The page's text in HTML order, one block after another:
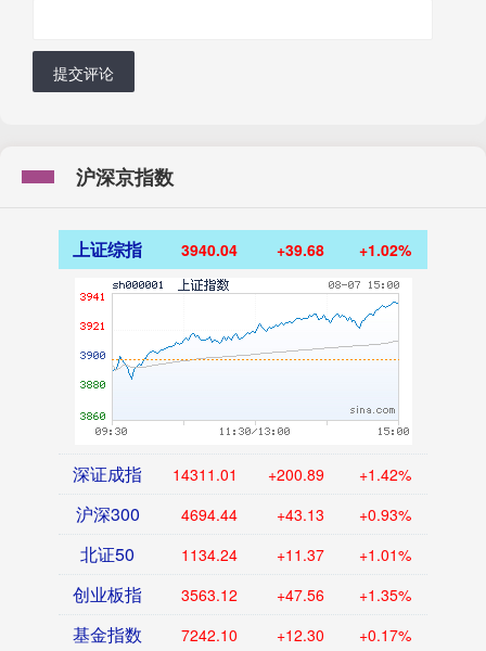
提交评论
沪深京指数
上证综指 3940.04 +39.68 +1.02%
深证成指 14311.01 +200.89 +1.42%
沪深300 4694.44 +43.13 +0.93%
北证50 1134.24 +11.37 +1.01%
创业板指 3563.12 +47.56 +1.35%
基金指数 7242.10 +12.30 +0.17%